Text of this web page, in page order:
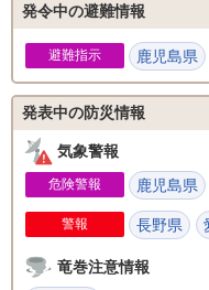
発令中の避難情報
避難指示 鹿児島県
発表中の防災情報
気象警報
危険警報 鹿児島県
警報 長野県
竜巻注意情報